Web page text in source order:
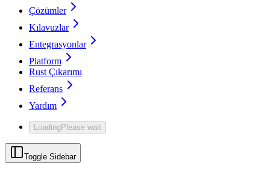
Çözümler
Kılavuzlar
Entegrasyonlar
Platform
Rust Çıkarımı
Referans
Yardım
LoadingPlease wait
Toggle Sidebar